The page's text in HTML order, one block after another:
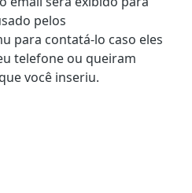
pelos
para contatá-lo caso eles
telefone ou queiram
você inseriu.